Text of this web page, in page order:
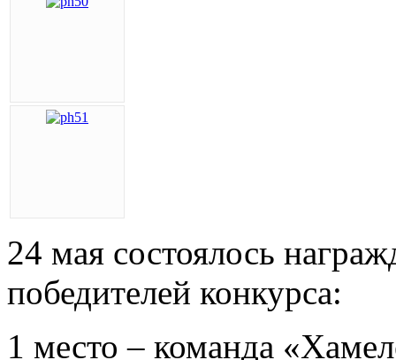
24 мая состоялось
победителей конкурса:
1 место – команда